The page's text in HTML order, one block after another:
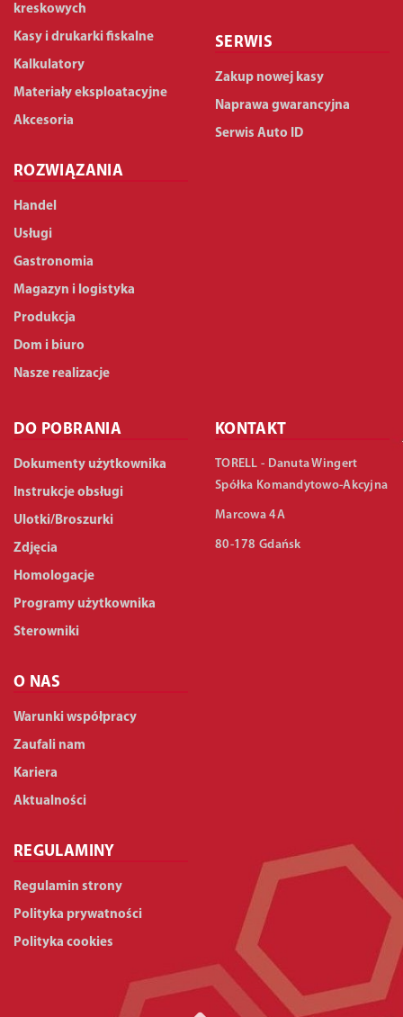
kreskowych
Kasy i drukarki fiskalne
Kalkulatory
Materiały eksploatacyjne
Akcesoria
ROZWIĄZANIA
Handel
Usługi
Gastronomia
Magazyn i logistyka
Produkcja
Dom i biuro
Nasze realizacje
SERWIS
Zakup nowej kasy
Naprawa gwarancyjna
Serwis Auto ID
DO POBRANIA
Dokumenty użytkownika
Instrukcje obsługi
Ulotki/Broszurki
Zdjęcia
Homologacje
Programy użytkownika
Sterowniki
O NAS
Warunki współpracy
Zaufali nam
Kariera
Aktualności
REGULAMINY
Regulamin strony
Polityka prywatności
Polityka cookies
KONTAKT
TORELL - Danuta Wingert
Spółka Komandytowo-Akcyjna
Marcowa 4A
80-178 Gdańsk